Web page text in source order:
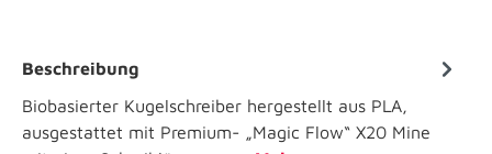
Beschreibung
Biobasierter Kugelschreiber hergestellt aus PLA,
ausgestattet mit Premium- „Magic Flow“ X20 Mine